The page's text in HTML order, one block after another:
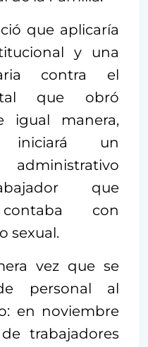
que aplicaría
y una
contra el
que obró
igual manera,
iniciará un
que
contaba con
sexual.
vez que se
personal al
en noviembre
trabajadores